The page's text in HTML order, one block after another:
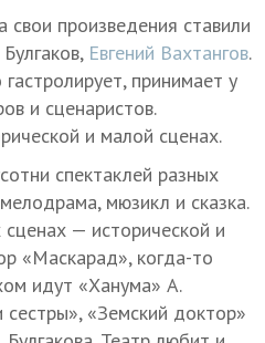
свои произведения ставили
Евгений Вахтангов.
принимает у
и сценаристов.
и малой сценах.
спектаклей разных
мюзикл и сказка.
— исторической и
«Маскарад», когда-то
идут «Ханума» А.
сестры», «Земский доктор»